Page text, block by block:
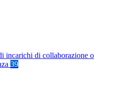
incarichi di collaborazione o
39